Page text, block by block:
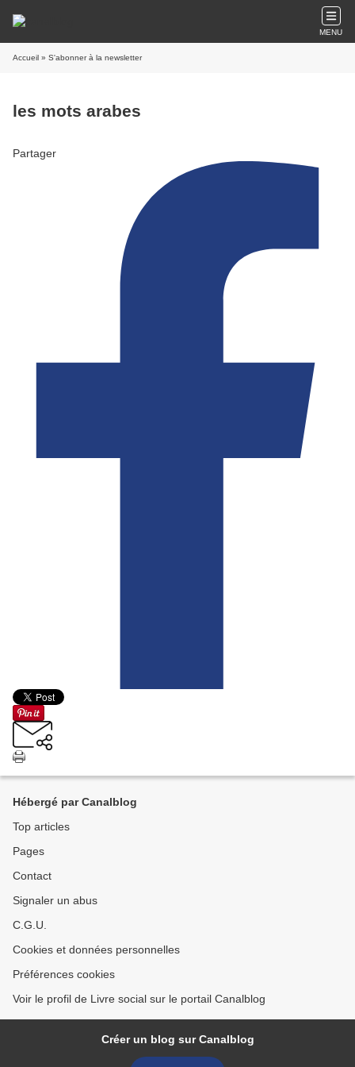
MENU
Accueil » S'abonner à la newsletter
les mots arabes
Partager
Hébergé par Canalblog
Top articles
Pages
Contact
Signaler un abus
C.G.U.
Cookies et données personnelles
Préférences cookies
Voir le profil de Livre social sur le portail Canalblog
Créer un blog sur Canalblog